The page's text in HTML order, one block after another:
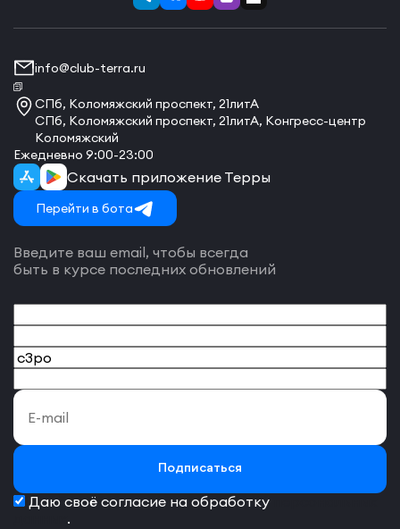
info@club-terra.ru
СПб, Коломяжский проспект, 21литА
СПб, Коломяжский проспект, 21литА, Конгресс-центр
Коломяжский
Ежедневно 9:00-23:00
Скачать приложение Терры
Перейти в бота
Введите ваш email, чтобы всегда
быть в курсе последних обновлений
Подписаться
Даю своё согласие на обработку
.